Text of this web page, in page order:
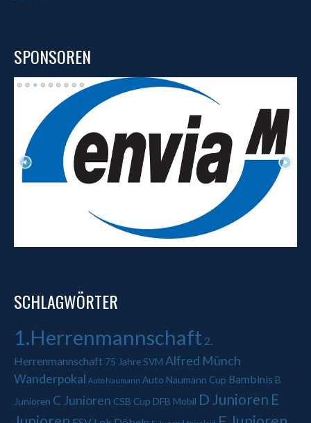
SPONSOREN
SCHLAGWÖRTER
1.Herrenmannschaft 2.
Herrenmannschaft 75 Jahre SVM Alfred Münch
Wanderpokal Auto Naumann Auto Naumann Cup Bambinis B
Junioren C Junioren CSB Cup DFB Mobil D Junioren E